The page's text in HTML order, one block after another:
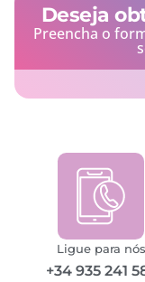
Deseja
Preencha o
Ligue para nós
+34 935 241